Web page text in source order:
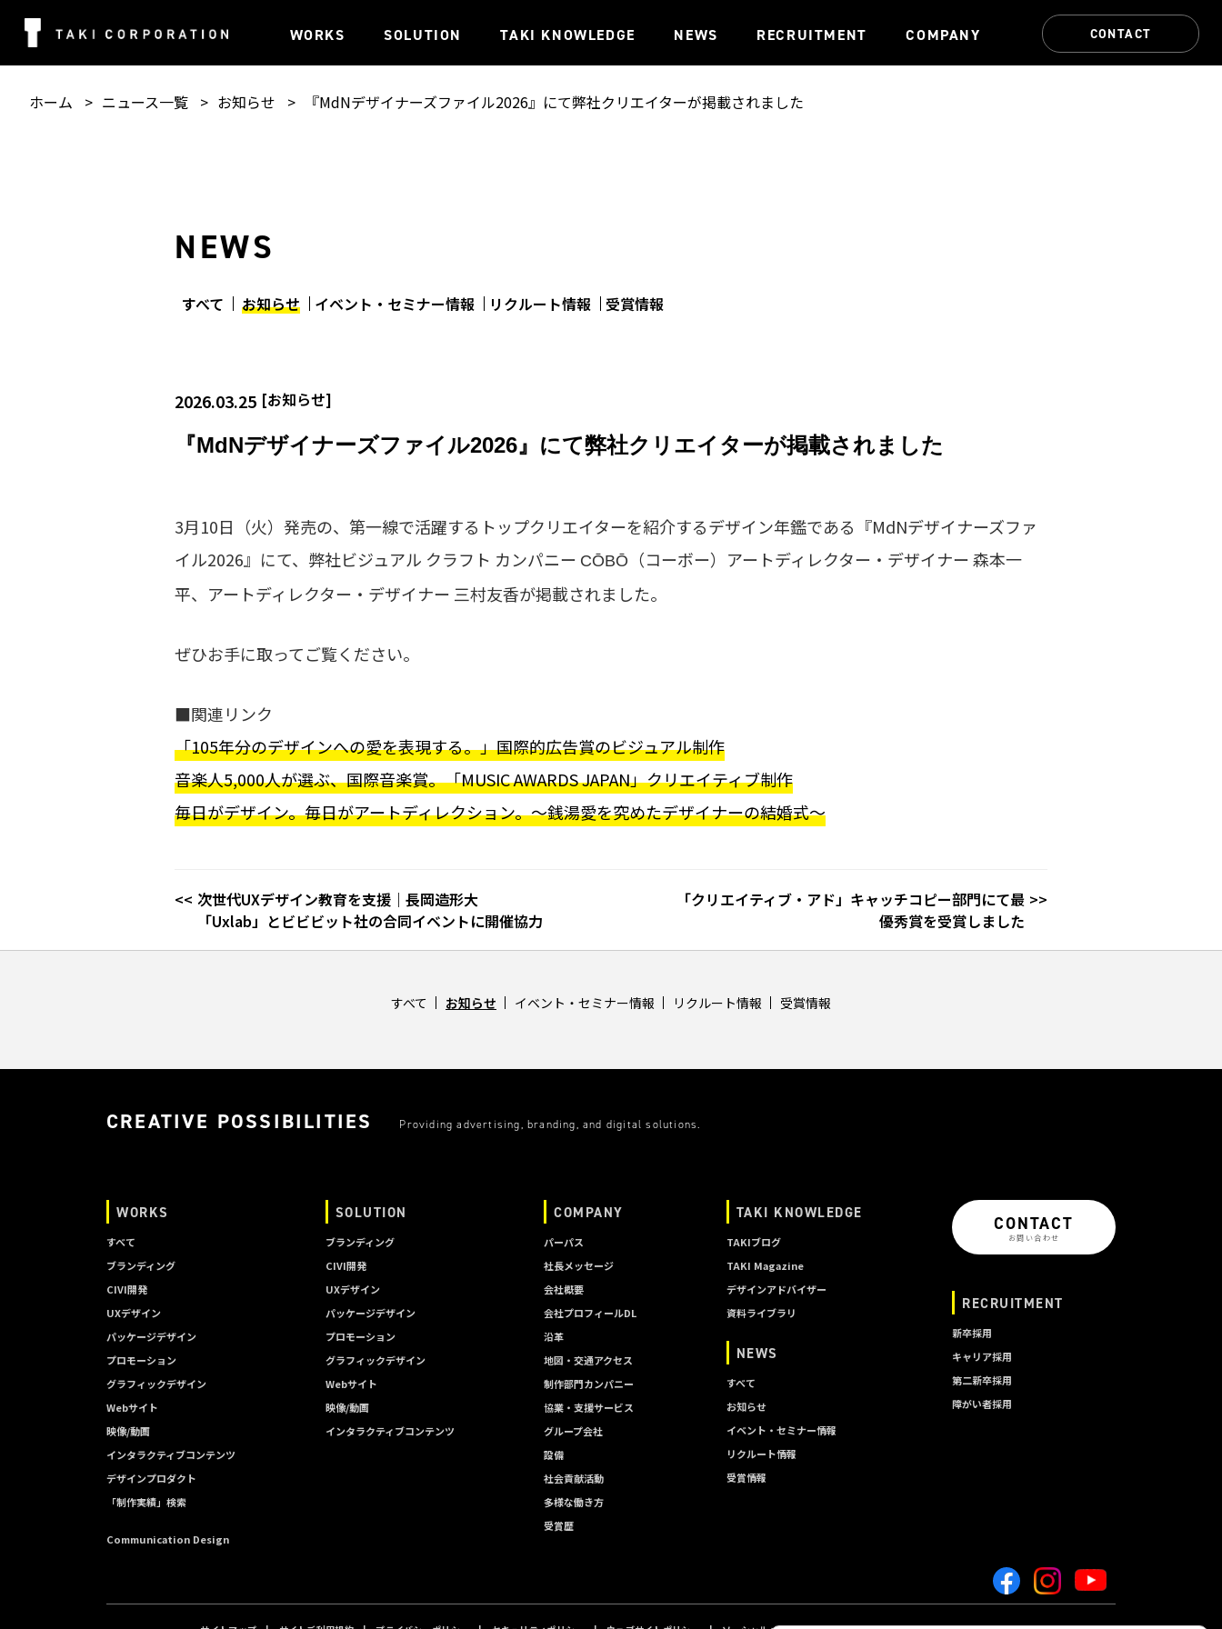
WORKS SOLUTION TAKI KNOWLEDGE NEWS RECRUITMENT COMPANY CONTACT
ホーム ニュース一覧 お知らせ 『MdNデザイナーズファイル2026』にて弊社クリエイターが掲載されました
NEWS
すべて お知らせ イベント・セミナー情報 リクルート情報 受賞情報
2026.03.25 [お知らせ]
『MdNデザイナーズファイル2026』にて弊社クリエイターが掲載されました
3月10日（火）発売の、第一線で活躍するトップクリエイターを紹介するデザイン年鑑である『MdNデザイナーズファ
イル2026』にて、弊社ビジュアル クラフト カンパニー CŌBŌ
（コーボー）アートディレクター・デザイナー 森本一
平、アートディレクター・デザイナー 三村友香が掲載されました。
ぜひお手に取ってご覧ください。
■関連リンク
「105年分のデザインへの愛を表現する。」国際的広告賞のビジュアル制作
音楽人5,000人が選ぶ、国際音楽賞。「MUSIC AWARDS JAPAN」クリエイティブ制作
毎日がデザイン。毎日がアートディレクション。～銭湯愛を究めたデザイナーの結婚式～
次世代UXデザイン教育を支援｜長岡造形大
「Uxlab」とビビビット社の合同イベントに開催協力
「クリエイティブ・アド」キャッチコピー部門にて最
優秀賞を受賞しました
すべて お知らせ イベント・セミナー情報 リクルート情報 受賞情報
CREATIVE POSSIBILITIES Providing advertising, branding, and digital solutions.
WORKS
すべて
ブランディング
CIVI開発
UXデザイン
パッケージデザイン
プロモーション
グラフィックデザイン
Webサイト
映像/動画
インタラクティブコンテンツ
デザインプロダクト
「制作実績」検索
Communication Design
SOLUTION
ブランディング
CIVI開発
UXデザイン
パッケージデザイン
プロモーション
グラフィックデザイン
Webサイト
映像/動画
インタラクティブコンテンツ
COMPANY
パーパス
社長メッセージ
会社概要
会社プロフィールDL
沿革
地図・交通アクセス
制作部門カンパニー
協業・支援サービス
グループ会社
設備
社会貢献活動
多様な働き方
受賞歴
TAKI KNOWLEDGE
TAKIブログ
TAKI Magazine
デザインアドバイザー
資料ライブラリ
NEWS
すべて
お知らせ
イベント・セミナー情報
リクルート情報
受賞情報
CONTACT
お問い合わせ
RECRUITMENT
新卒採用
キャリア採用
第二新卒採用
障がい者採用